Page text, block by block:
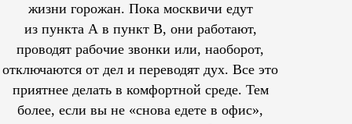
жизни горожан. Пока москвичи едут
из пункта А в пункт В, они работают,
проводят рабочие звонки или, наоборот,
отключаются от дел и переводят дух. Все это
приятнее делать в комфортной среде. Тем
более, если вы не «снова едете в офис»,